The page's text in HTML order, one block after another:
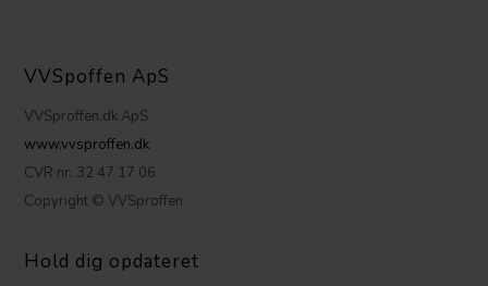
VVSpoffen ApS
VVSproffen.dk ApS
www.vvsproffen.dk
CVR nr: 32 47 17 06
Copyright © VVSproffen
Hold dig opdateret